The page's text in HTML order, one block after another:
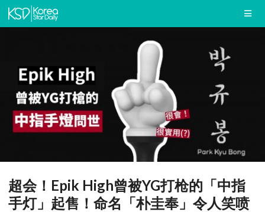
超会！Epik High曾被YG打枪的「中指
手灯」起售！命名「朴圭奉」令人笑喷